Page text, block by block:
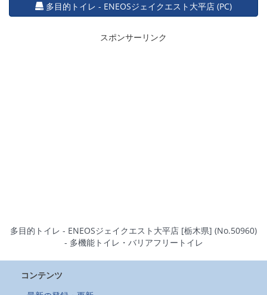
多目的トイレ - ENEOSジェイクエスト大平店 (PC)
スポンサーリンク
多目的トイレ - ENEOSジェイクエスト大平店 [栃木県] (No.50960)
- 多機能トイレ・バリアフリートイレ
コンテンツ